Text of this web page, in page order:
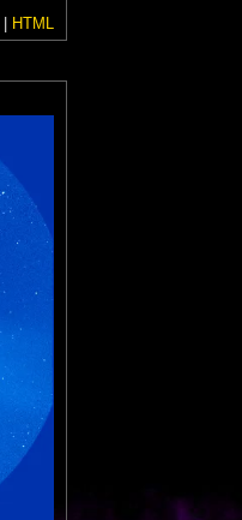
HTML